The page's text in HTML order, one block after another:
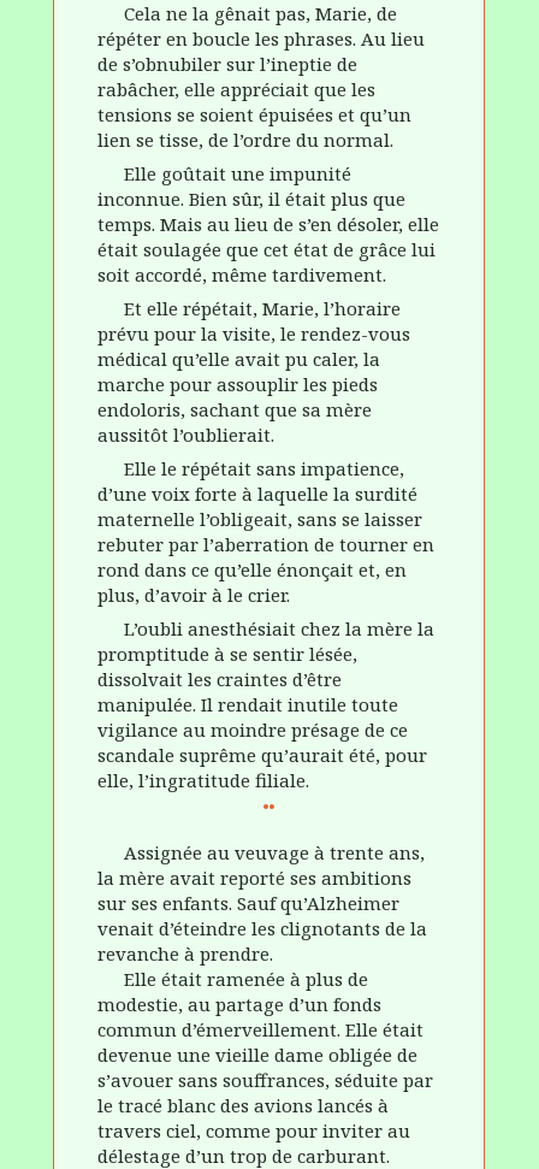
Cela ne la gênait pas, Marie, de
répéter en boucle les phrases. Au lieu
de s’obnubiler sur l’ineptie de
rabâcher, elle appréciait que les
tensions se soient épuisées et qu’un
lien se tisse, de l’ordre du normal.
Elle goûtait une impunité
inconnue. Bien sûr, il était plus que
temps. Mais au lieu de s’en désoler, elle
était soulagée que cet état de grâce lui
soit accordé, même tardivement.
Et elle répétait, Marie, l’horaire
prévu pour la visite, le rendez-vous
médical qu’elle avait pu caler, la
marche pour assouplir les pieds
endoloris, sachant que sa mère
aussitôt l’oublierait.
Elle le répétait sans impatience,
d’une voix forte à laquelle la surdité
maternelle l’obligeait, sans se laisser
rebuter par l’aberration de tourner en
rond dans ce qu’elle énonçait et, en
plus, d’avoir à le crier.
L’oubli anesthésiait chez la mère la
promptitude à se sentir lésée,
dissolvait les craintes d’être
manipulée. Il rendait inutile toute
vigilance au moindre présage de ce
scandale suprême qu’aurait été, pour
elle, l’ingratitude filiale.
Assignée au veuvage à trente ans,
la mère avait reporté ses ambitions
sur ses enfants. Sauf qu’Alzheimer
venait d’éteindre les clignotants de la
revanche à prendre.
Elle était ramenée à plus de
modestie, au partage d’un fonds
commun d’émerveillement. Elle était
devenue une vieille dame obligée de
s’avouer sans souffrances, séduite par
le tracé blanc des avions lancés à
travers ciel, comme pour inviter au
délestage d’un trop de carburant.